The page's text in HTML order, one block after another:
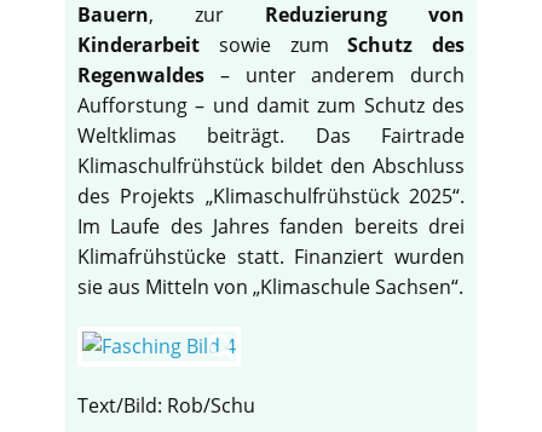
Bauern, zur Reduzierung von
Kinderarbeit sowie zumSchutz des
Regenwaldes – unter anderem durch
Aufforstung – und damit zum Schutz des
Weltklimas beiträgt. Das Fairtrade
Klimaschulfrühstück bildet den Abschluss
des Projekts „Klimaschulfrühstück 2025“.
Im Laufe des Jahres fanden bereits drei
Klimafrühstücke statt. Finanziert wurden
sie aus Mitteln von „Klimaschule Sachsen“.
Text/Bild: Rob/Schu